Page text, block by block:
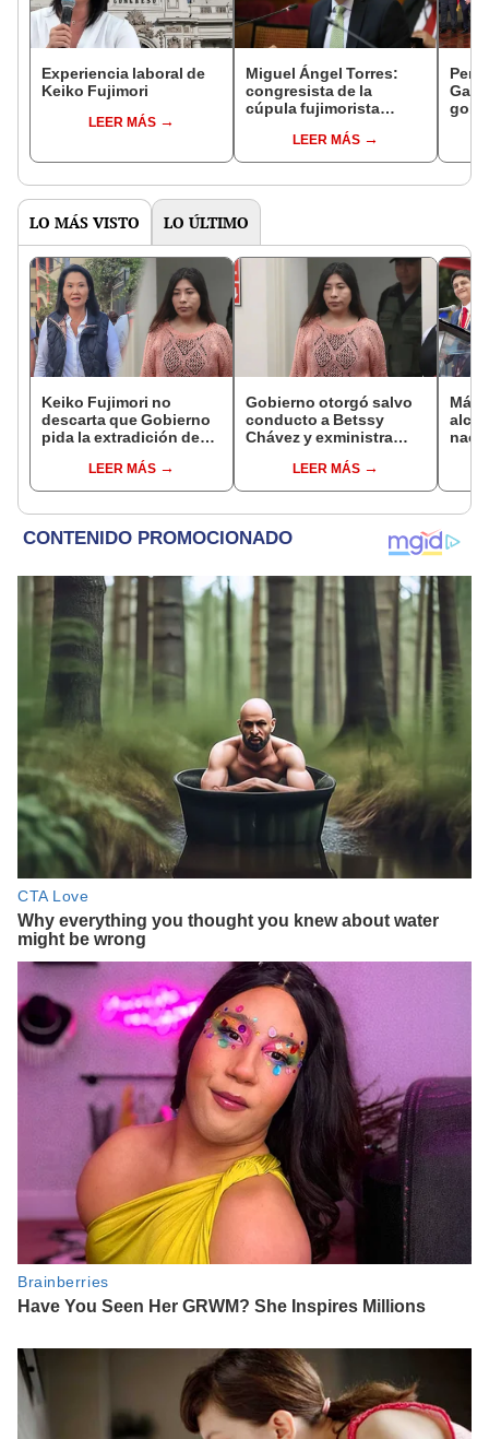
Experiencia laboral de
Keiko Fujimori
LEER MÁS
Miguel Ángel Torres:
congresista de la
cúpula fujimorista
del SenadoLEER MÁS
LO MÁS VISTO LO ÚLTIMO
Keiko Fujimori no
descarta que Gobierno
pida la extradición de
dentro de nuestras
facultades"
LEER MÁS
Gobierno otorgó salvo
conducto a Betssy
Chávez y exministra
madrugadaLEER MÁS
Más